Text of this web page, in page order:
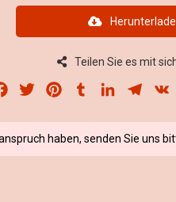
Teilen Sie es mit
Facebook
Twitter PinterestTumblrLinkedIn
haben, senden Sie uns